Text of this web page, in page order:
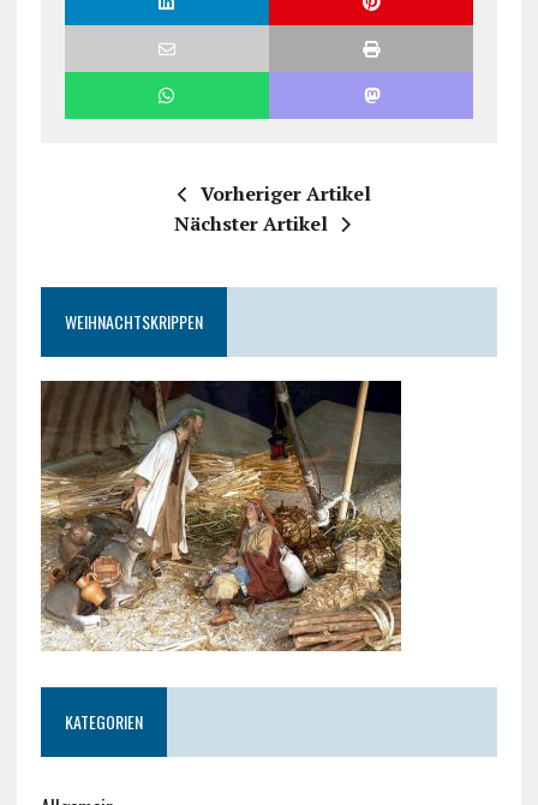
Vorheriger Artikel
Nächster Artikel
WEIHNACHTSKRIPPEN
KATEGORIEN